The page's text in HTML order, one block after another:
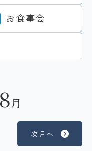
お食事会
8月
次月へ